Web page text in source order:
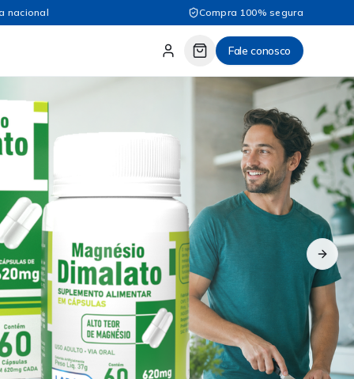
nacional Compra 100% segura
Fale conosco